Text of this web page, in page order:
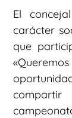
El
carácter
que